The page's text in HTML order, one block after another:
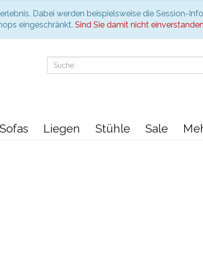
Dabei werden beispielsweise die Session-
eingeschränkt. Sind Sie damit nicht
Sofas Liegen Stühle Sale